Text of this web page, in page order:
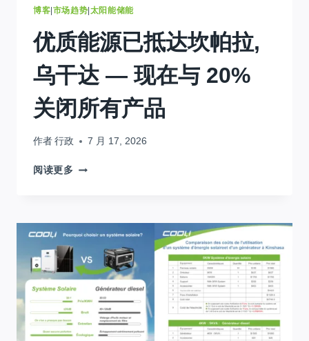
指
(2026)
博客 市场趋势 太阳能储能
优质能源已抵达坎帕拉,
乌干达 — 现在与 20%
关闭所有产品
作者 行政 7 月 17, 2026
阅读更多 优
已
抵
达
坎
帕
拉,
乌
干